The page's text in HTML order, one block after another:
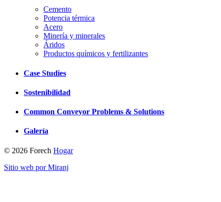
Cemento
Potencia térmica
Acero
Minería y minerales
Áridos
Productos químicos y fertilizantes
Case Studies
Sostenibilidad
Common Conveyor Problems & Solutions
Galería
© 2026 Forech Hogar
Sitio web por Miranj